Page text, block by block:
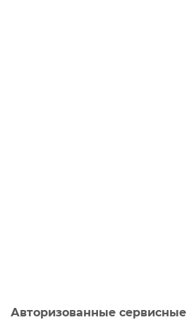
Авторизованные сервисные